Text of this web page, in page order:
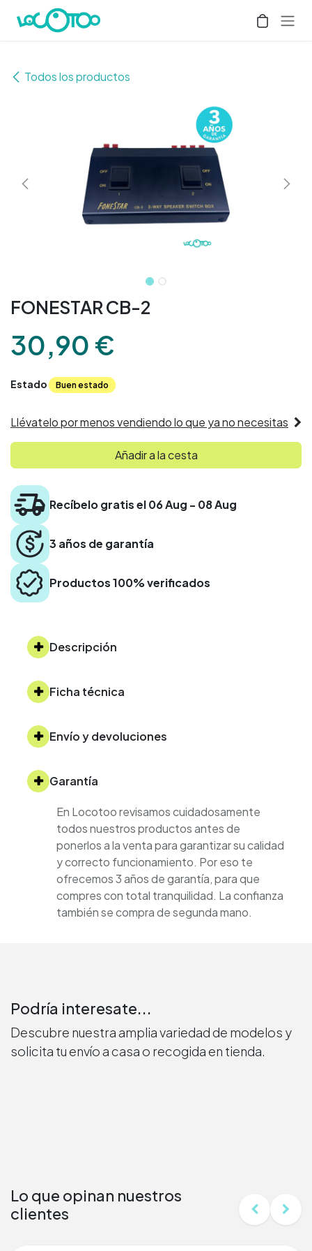
Ir al contenido
Todos los productos
FONESTAR CB-2
30,90 €
Estado Buen estado
Llévatelo por menos vendiendo lo que ya no necesitas
Añadir a la cesta
Recíbelo gratis el 06 Aug - 08 Aug
3 años de garantía
Productos 100% verificados
Descripción
Ficha técnica
Envío y devoluciones
Garantía
En Locotoo revisamos cuidadosamente
todos nuestros productos antes de
ponerlos a la venta para garantizar su calidad
y correcto funcionamiento. Por eso te
ofrecemos 3 años de garantía, para que
compres con total tranquilidad. La confianza
también se compra de segunda mano.
Podría interesate...
Descubre nuestra amplia variedad de modelos y
solicita tu envío a casa o recogida en tienda.
Lo que opinan nuestros
clientes